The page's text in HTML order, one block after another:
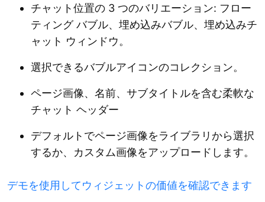
チャット位置の 3 つのバリエーション: フロー
ティング バブル、埋め込みバブル、埋め込みチ
ャット ウィンドウ。
選択できるバブルアイコンのコレクション。
ページ画像、名前、サブタイトルを含む柔軟な
チャット ヘッダー
デフォルトでページ画像をライブラリから選択
するか、カスタム画像をアップロードします。
デモを使用してウィジェットの価値を確認できます